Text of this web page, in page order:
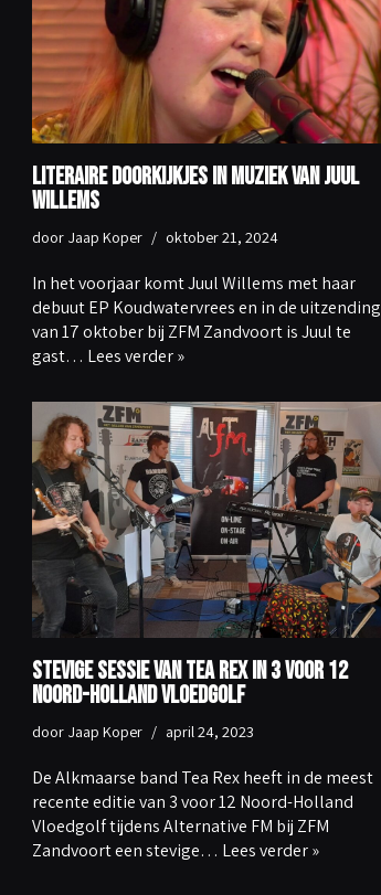
Literaire doorkijkjes in muziek van Juul
Willems
door Jaap Koper oktober 21, 2024
In het voorjaar komt Juul Willems met haar
debuut EP Koudwatervrees en in de uitzending
van 17 oktober bij ZFM Zandvoort is Juul te
gast… Lees verder »
Stevige sessie van Tea Rex in 3 voor 12
Noord-Holland Vloedgolf
door Jaap Koper april 24, 2023
De Alkmaarse band Tea Rex heeft in de meest
recente editie van 3 voor 12 Noord-Holland
Vloedgolf tijdens Alternative FM bij ZFM
Zandvoort een stevige… Lees verder »